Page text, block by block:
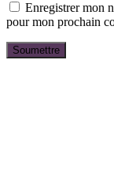
Enregistrer mon
pour mon prochain